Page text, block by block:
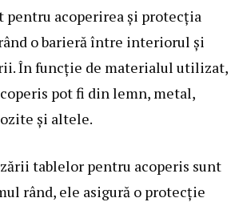
acoperirea și protecția
o barieră între interiorul și
În funcție de materialul utilizat,
pot fi din lemn, metal,
și altele.
tablelor pentru acoperis sunt
rând, ele asigură o protecție